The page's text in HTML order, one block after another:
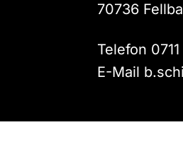
70736
Telefon
E-Mail